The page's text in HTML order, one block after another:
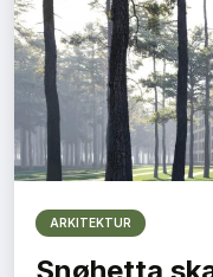
ARKITEKTUR